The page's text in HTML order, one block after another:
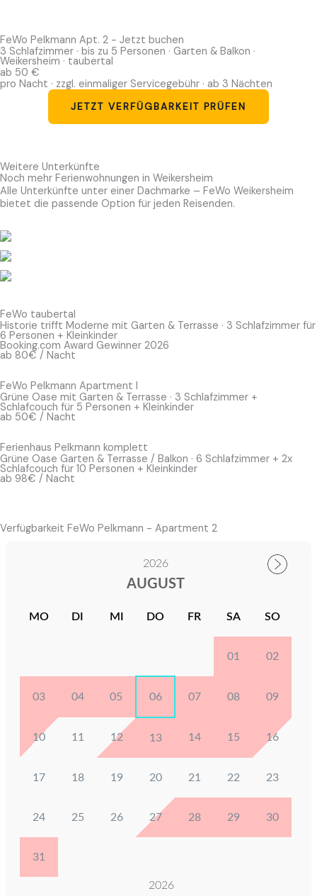
FeWo Pelkmann Apt. 2 - Jetzt buchen
3 Schlafzimmer · bis zu 5 Personen · Garten & Balkon ·
Weikersheim · taubertal
ab 50 €
pro Nacht · zzgl. einmaliger Servicegebühr · ab 3 Nächten
JETZT VERFÜGBARKEIT PRÜFEN
Weitere Unterkünfte
Noch mehr Ferienwohnungen in Weikersheim
Alle Unterkünfte unter einer Dachmarke – FeWo Weikersheim
bietet die passende Option für jeden Reisenden.
FeWo taubertal
Historie trifft Moderne mit Garten & Terrasse · 3 Schlafzimmer für
6 Personen + Kleinkinder
Booking.com Award Gewinner 2026
ab 80€ / Nacht
FeWo Pelkmann Apartment I
Grüne Oase mit Garten & Terrasse · 3 Schlafzimmer +
Schlafcouch für 5 Personen + Kleinkinder
ab 50€ / Nacht
Ferienhaus Pelkmann komplett
Grüne Oase Garten & Terrasse / Balkon · 6 Schlafzimmer + 2x
Schlafcouch für 10 Personen + Kleinkinder
ab 98€ / Nacht
Verfügbarkeit FeWo Pelkmann - Apartment 2